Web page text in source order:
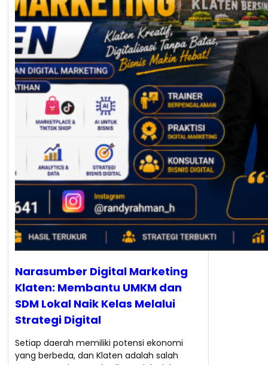
Narasumber Digital Marketing
Klaten: Membantu UMKM dan
SDM Lokal Naik Kelas Melalui
Strategi Digital
Setiap daerah memiliki potensi ekonomi
yang berbeda, dan Klaten adalah salah